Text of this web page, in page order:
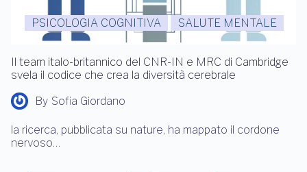
PSICOLOGIA COGNITIVA SALUTE MENTALE
Il team italo-britannico del CNR-IN e MRC di Cambridge
svela il codice che crea la diversità cerebrale
By Sofia Giordano
la ricerca, pubblicata su nature, ha mappato il cordone
nervoso…